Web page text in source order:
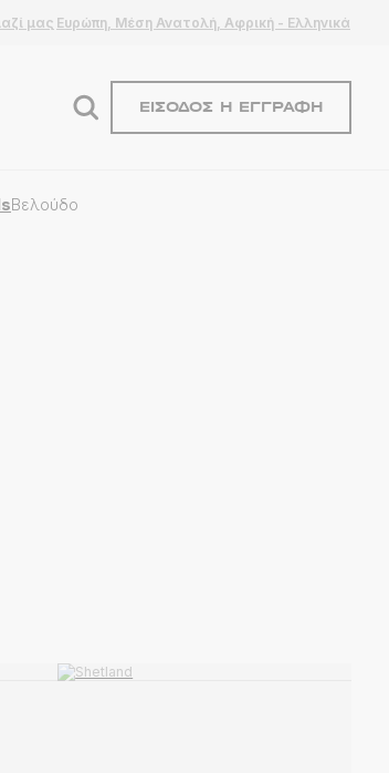
μας Ευρώπη, Μέση Ανατολή, Αφρική - Ελληνικά
ΕΊΣΟΔΟΣ Ή ΕΓΓΡΑΦΉ
Βελούδο